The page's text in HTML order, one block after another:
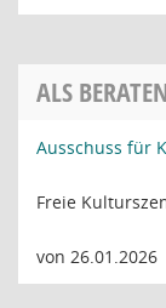
ALS
Ausschuss für
Freie
von 26.01.2026